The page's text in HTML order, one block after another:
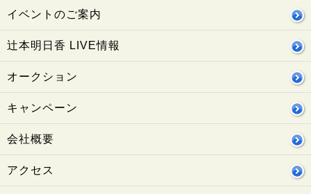
イベントのご案内
辻本明日香 LIVE情報
オークション
キャンペーン
会社概要
アクセス